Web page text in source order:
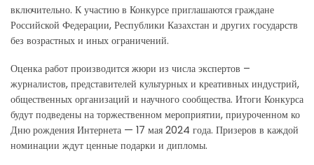
включительно. К участию в Конкурсе приглашаются граждане
Российской Федерации, Республики Казахстан и других государств
без возрастных и иных ограничений.
Оценка работ производится жюри из числа экспертов –
журналистов, представителей культурных и креативных индустрий,
общественных организаций и научного сообщества. Итоги Конкурса
будут подведены на торжественном мероприятии, приуроченном ко
Дню рождения Интернета — 17 мая 2024 года. Призеров в каждой
номинации ждут ценные подарки и дипломы.